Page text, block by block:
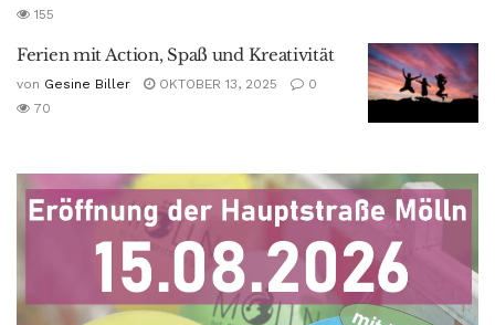
155
Ferien mit Action, Spaß und Kreativität
von Gesine Biller OKTOBER 13, 2025
0
70